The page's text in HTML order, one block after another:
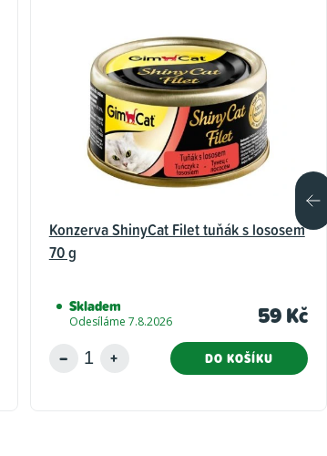
Konzerva ShinyCat Filet tuňák s lososem
70 g
Skladem
Odesíláme 7.8.2026 59 Kč
DO KOŠÍKU